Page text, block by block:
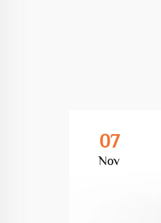
07
Nov